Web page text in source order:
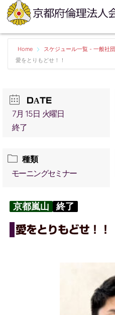
Home
スケジュール一覧 - 一般社
愛をとりもどせ！！
DATE
7月 15日 火曜日
終了
種類
モーニングセミナー
京都嵐山 終了
愛をとりもどせ！！